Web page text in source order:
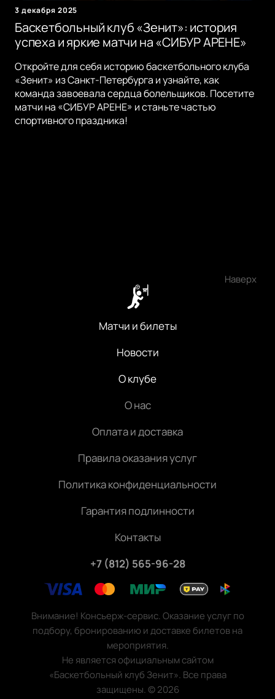
3 декабря 2025
Баскетбольный клуб «Зенит»: история
успеха и яркие матчи на «СИБУР АРЕНЕ»
Откройте для себя историю баскетбольного клуба
«Зенит» из Санкт-Петербурга и узнайте, как
команда завоевала сердца болельщиков. Посетите
матчи на «СИБУР АРЕНЕ» и станьте частью
спортивного праздника!
Наверх
Матчи и билеты
Новости
О клубе
О нас
Оплата и доставка
Правила оказания услуг
Политика конфиденциальности
Гарантия подлинности
Контакты
+7 (812) 565-96-28
Внимание! Консьерж-сервис. Оказание услуг по
подбору, бронированию и доставке билетов на
мероприятия.
Не является официальным сайтом
«Баскетбольный клуб Зенит». Все права
защищены.©2026